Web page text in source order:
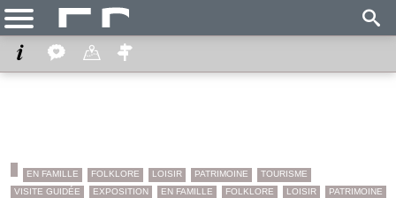
EN FAMILLE FOLKLORE LOISIR PATRIMOINE
TOURISME
VISITE GUIDÉE
EXPOSITION EN FAMILLE FOLKLORE LOISIR
PATRIMOINE